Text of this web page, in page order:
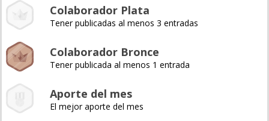
Colaborador Plata
Tener publicadas al menos 3 entradas
Colaborador Bronce
Tener publicada al menos 1 entrada
Aporte del mes
El mejor aporte del mes